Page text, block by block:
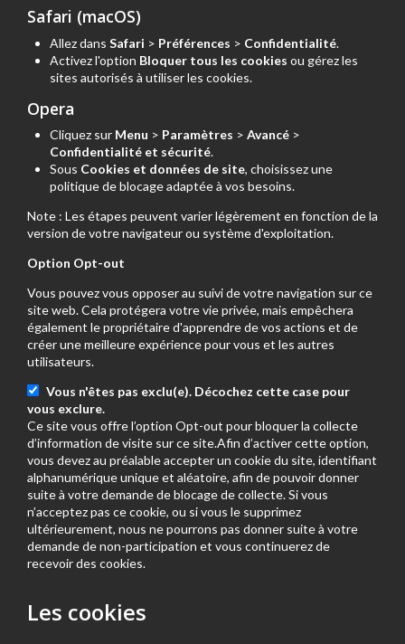
Safari (macOS)
Allez dansSafari > Préférences > Confidentialité.
Activez l'option Bloquer tous les cookies ou gérez les
sites autorisés à utiliser les cookies.
Opera
Cliquez sur Menu > Paramètres >Avancé >
Confidentialité et sécurité.
Sous Cookies et données de site, choisissez une
politique de blocage adaptée à vos besoins.
Note : Les étapes peuvent varier légèrement en fonction de la
version de votre navigateur ou système d'exploitation.
Option Opt-out
Vous pouvez vous opposer au suivi de votre navigation sur ce
site web. Cela protégera votre vie privée, mais empêchera
également le propriétaire d'apprendre de vos actions et de
créer une meilleure expérience pour vous et les autres
utilisateurs.
Vous n'êtes pas exclu(e). Décochez cette case pour
vous exclure.
Ce site vous offre l’option Opt-out pour bloquer la collecte
d’information de visite sur ce site.Afin d’activer cette option,
vous devez au préalable accepter un cookie du site, identifiant
alphanumérique unique et aléatoire, afin de pouvoir donner
suite à votre demande de blocage de collecte. Si vous
n’acceptez pas ce cookie, ou si vous le supprimez
ultérieurement, nous ne pourrons pas donner suite à votre
demande de non-participation et vous continuerez de
recevoir des cookies.
Les cookies